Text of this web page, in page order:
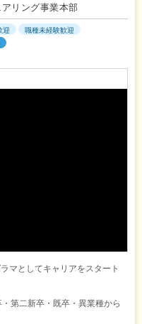
リング事業本部
迎
職種未経験歓迎
マとしてキャリアをスタート
第二新卒・既卒・異業種から